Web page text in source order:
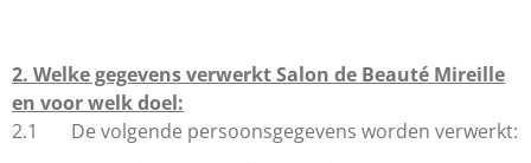
2. Welke gegevens verwerkt Salon de Beauté Mireille
en voor welk doel:
2.1 De volgende persoonsgegevens worden verwerkt: